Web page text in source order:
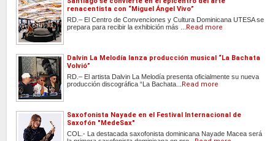
renacentista con “Miguel Ángel Vivo”
RD.– El Centro de Convenciones y Cultura Dominicana UTESA se
prepara para recibir la exhibición más ... Read more
Dalvin La Melodía lanza producción musical “La Bachata
Volvió”
RD.– El artista Dalvin La Melodía presenta oficialmente su nueva
producción discográfica “La Bachata... Read more
Saxofonista Nayade en el Festival Internacional de
Saxofón "MedeSax"
COL.- La destacada saxofonista dominicana Nayade Macea será